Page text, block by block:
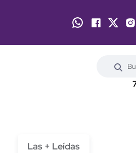
Las + Leídas